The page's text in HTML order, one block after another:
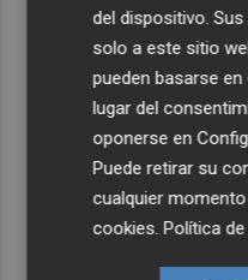
del dispositivo.
solo a este sitio
pueden basarse
lugar del
oponerse en
Puede retirar su
cualquier
cookies.Política